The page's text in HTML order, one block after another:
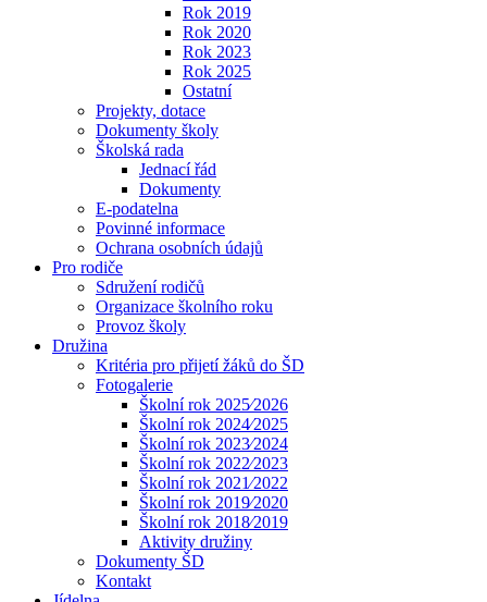
Rok 2019
Rok 2020
Rok 2023
Rok 2025
Ostatní
Projekty, dotace
Dokumenty školy
Školská rada
Jednací řád
Dokumenty
E-podatelna
Povinné informace
Ochrana osobních údajů
Pro rodiče
Sdružení rodičů
Organizace školního roku
Provoz školy
Družina
Kritéria pro přijetí žáků do ŠD
Fotogalerie
Školní rok 2025⁄2026
Školní rok 2024⁄2025
Školní rok 2023⁄2024
Školní rok 2022⁄2023
Školní rok 2021⁄2022
Školní rok 2019⁄2020
Školní rok 2018⁄2019
Aktivity družiny
Dokumenty ŠD
Kontakt